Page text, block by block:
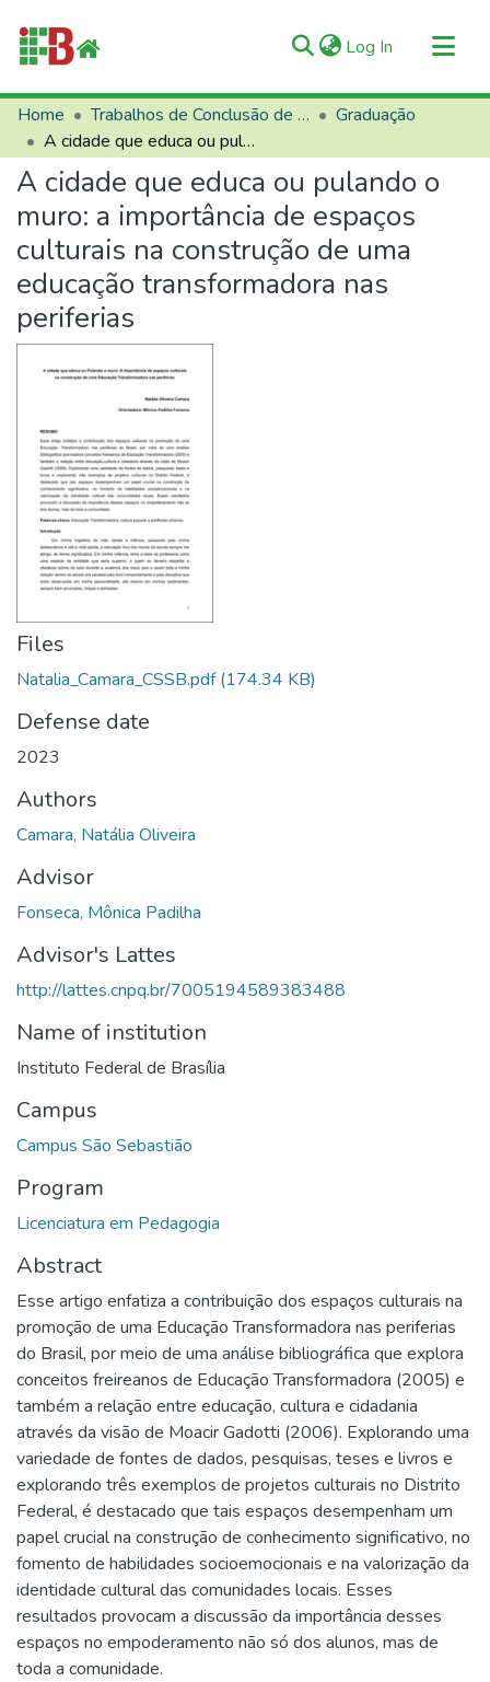
Log In (current)
Communities & Collections
All of RIIFB
Manuals and Terms
Statistics
About RIIFB
Help
Contacts
Home Trabalhos de Conclusão de Curso (TCCs)
Graduação
A cidade que educa ou pulando o muro: a importância de espaços culturais na construção de uma educação transformadora nas periferias
A cidade que educa ou pulando o
muro: a importância de espaços
culturais na construção de uma
educação transformadora nas
periferias
Files
Natalia_Camara_CSSB.pdf(174.34 KB)
Defense date
2023
Authors
Camara, Natália Oliveira
Advisor
Fonseca, Mônica Padilha
Advisor's Lattes
http://lattes.cnpq.br/7005194589383488
Name of institution
Instituto Federal de Brasília
Campus
Campus São Sebastião
Program
Licenciatura em Pedagogia
Abstract
Esse artigo enfatiza a contribuição dos espaços culturais na
promoção de uma Educação Transformadora nas periferias
do Brasil, por meio de uma análise bibliográfica que explora
conceitos freireanos de Educação Transformadora (2005) e
também a relação entre educação, cultura e cidadania
através da visão de Moacir Gadotti (2006). Explorando uma
variedade de fontes de dados, pesquisas, teses e livros e
explorando três exemplos de projetos culturais no Distrito
Federal, é destacado que tais espaços desempenham um
papel crucial na construção de conhecimento significativo, no
fomento de habilidades socioemocionais e na valorização da
identidade cultural das comunidades locais. Esses
resultados provocam a discussão da importância desses
espaços no empoderamento não só dos alunos, mas de
toda a comunidade.